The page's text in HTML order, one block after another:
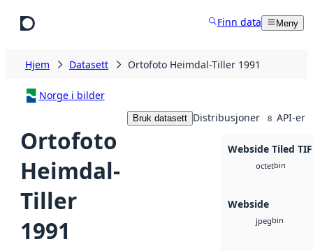
Finn data Meny
Hjem Datasett Ortofoto Heimdal-Tiller 1991
Norge i bilder
Ortofoto
Heimdal-
Tiller
1991
Bruk datasett Distribusjoner 8 API-er
Webside Tiled
octetbin
Webside
jpegbin